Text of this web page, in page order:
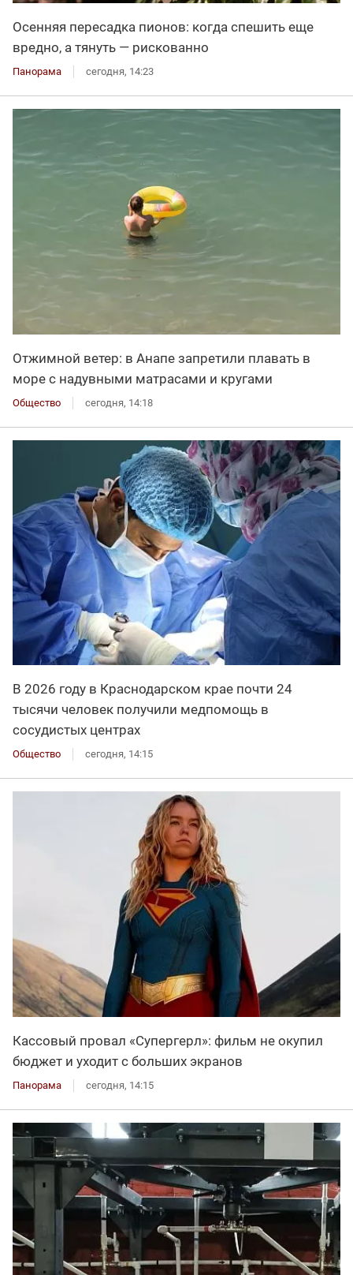
Осенняя пересадка пионов: когда спешить еще
вредно, а тянуть — рискованно
Панорама сегодня, 14:23
Отжимной ветер: в Анапе запретили плавать в
море с надувными матрасами и кругами
Общество сегодня, 14:18
В 2026 году в Краснодарском крае почти 24
тысячи человек получили медпомощь в
сосудистых центрах
Общество сегодня, 14:15
Кассовый провал «Супергерл»: фильм не окупил
бюджет и уходит с больших экранов
Панорама сегодня, 14:15